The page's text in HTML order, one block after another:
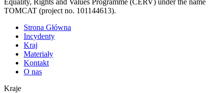
TOMCAT (project no. 101144613).
Strona Główna
Incydenty
Kraj
Materiały
Kontakt
O nas
Kraje